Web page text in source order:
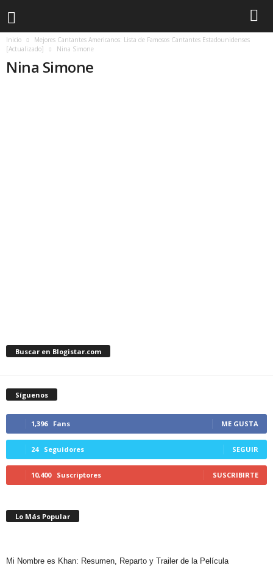
Inicio
Mejores Cantantes Americanos: Lista de Famosos Cantantes Estadounidenses
[Actualizado]
Nina Simone
Nina Simone
Buscar en Blogistar.com
Síguenos
1,396 Fans ME GUSTA
24 Seguidores SEGUIR
10,400 Suscriptores SUSCRIBIRTE
Lo Más Popular
Mi Nombre es Khan: Resumen, Reparto y Trailer de la Película